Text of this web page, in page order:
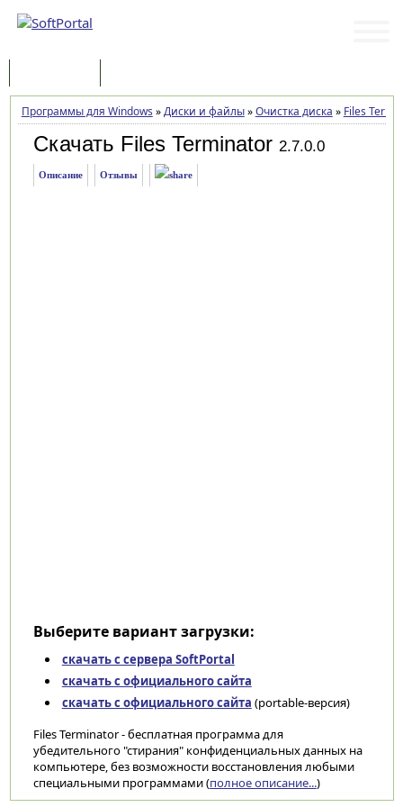
Программы для Windows »Диски и файлы»Очистка диска » Files
Скачать Files Terminator 2.7.0.0
Описание Отзывы
Выберите вариант загрузки:
скачать с сервера SoftPortal
скачать с официального сайта
скачать с официального сайта (portable-версия)
Files Terminator - бесплатная программа для
убедительного "стирания" конфиденциальных данных на
компьютере, без возможности восстановления любыми
специальными программами (полное описание...)